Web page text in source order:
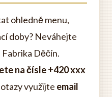
ohledně menu,
doby? Neváhejte
Děčín.
na čísle +420 xxx
využijte email